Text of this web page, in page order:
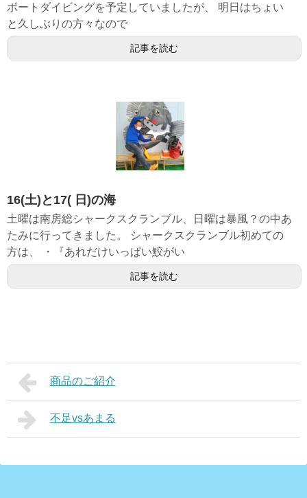
ボートダイビングを予定していましたが、 明日はちょい
と久しぶりの方々なので
記事を読む
16(土)と17( 日)の海
土曜は南房総シャークスクランブル、日曜は暴風？の中あ
たみに行ってきました。 シャークスクランブル初めての
方は、 ・『あれだけいっぱい鮫がい
記事を読む
商品のご紹介
不足vsあまる